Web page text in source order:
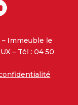
– Immeuble le
– Tél : 04 50